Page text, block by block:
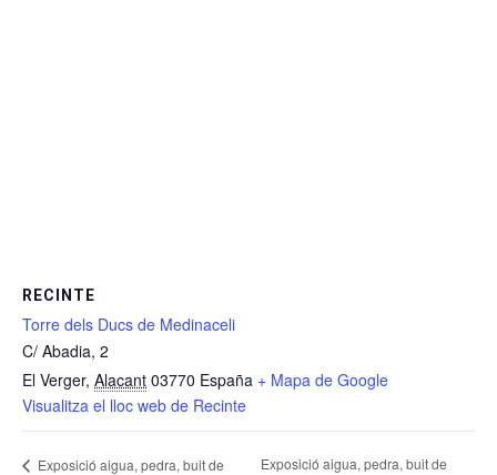
RECINTE
Torre dels Ducs de Medinaceli
C/ Abadia, 2
El Verger, Alacant 03770 España + Mapa de Google
Visualitza el lloc web de Recinte
Exposició aigua, pedra, buit de
Exposició aigua, pedra, buit de